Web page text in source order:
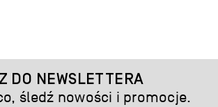
DO NEWSLETTERA
śledź nowości i promocje.